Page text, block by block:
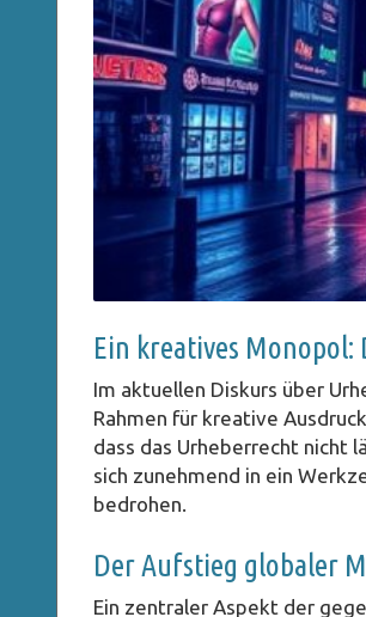
Ein kreatives Monopol:
Im aktuellen Diskurs über
Rahmen für kreative
dass das Urheberrecht nicht
sich zunehmend in ein
bedrohen.
Der Aufstieg globaler
Ein zentraler Aspekt der